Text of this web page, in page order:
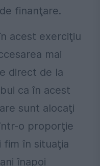
finanţare.
acest exerciţiu
mai
direct de la
ca în acest
sunt alocaţi
o proporţie
fim în situaţia
înapoi